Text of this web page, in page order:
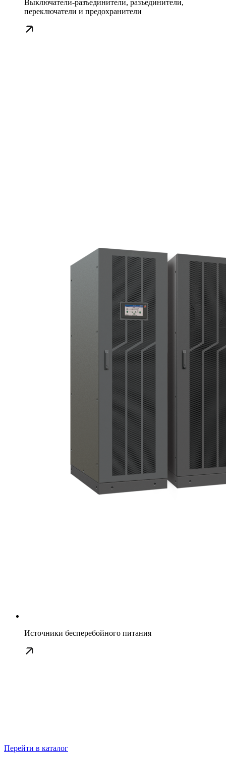
Выключатели-разъединители, разъединители,
переключатели и предохранители
Источники бесперебойного питания
Перейти в каталог